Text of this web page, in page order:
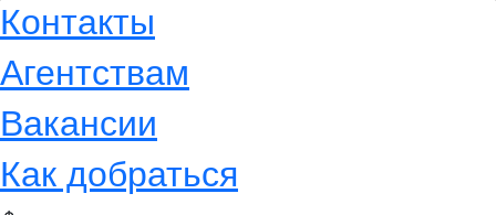
Контакты
Агентствам
Вакансии
Как добраться